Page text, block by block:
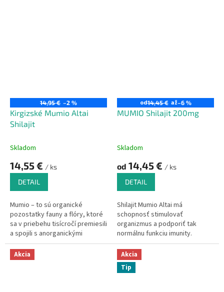
14,95 € –2 %
Kirgizské Mumio Altai
Shilajit
Skladom
14,55 € / ks
DETAIL
Mumio – to sú organické
pozostatky fauny a flóry, ktoré
sa v priebehu tisícročí premiesili
a spojili s anorganickými
skalnými minerálmi.
od14,45 € až–6 %
MUMIO Shilajit 200mg
Skladom
od 14,45 € / ks
DETAIL
Shilajit Mumio Altai má
schopnosť stimulovať
organizmus a podporiť tak
normálnu funkciu imunity.
Akcia
Akcia
Tip